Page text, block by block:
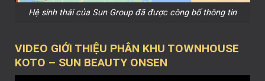
Hệ sinh thái của Sun Group đã được công bố thông tin
VIDEO GIỚI THIỆU PHÂN KHU TOWNHOUSE
KOTO – SUN BEAUTY ONSEN